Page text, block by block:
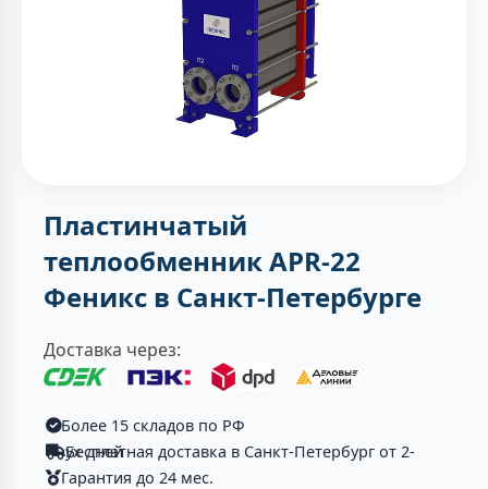
Пластинчатый
теплообменник APR-22
Феникс в Санкт-Петербурге
Доставка через:
Более 15 складов по РФ
Бесплатная доставка в Санкт-Петербург от 2-ух дней
Гарантия до 24 мес.